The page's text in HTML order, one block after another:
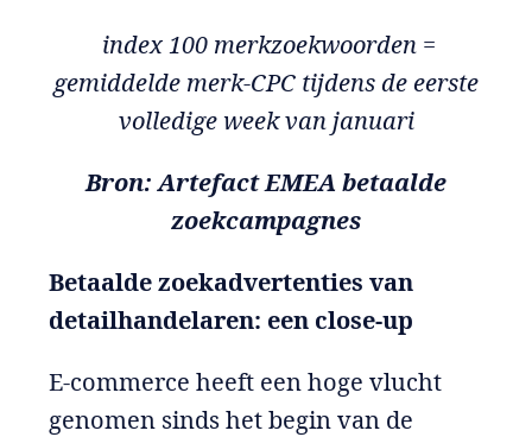
index 100 merkzoekwoorden =
gemiddelde merk-CPC tijdens de eerste
volledige week van januari
Bron: Artefact EMEA betaalde
zoekcampagnes
Betaalde zoekadvertenties van
detailhandelaren: een close-up
E-commerce heeft een hoge vlucht
genomen sinds het begin van de